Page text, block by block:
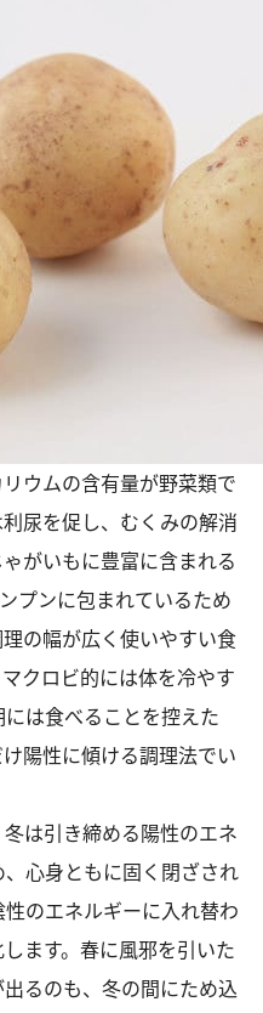
ウムの含有量が野菜類で
尿を促し、むくみの解消
がいもに豊富に含まれる
プンに包まれているため
の幅が広く使いやすい食
クロビ的には体を冷やす
は食べることを控えた
陽性に傾ける調理法でい
は引き締める陽性のエネ
心身ともに固く閉ざされ
のエネルギーに入れ替わ
ます。春に風邪を引いた
るのも、冬の間にため込